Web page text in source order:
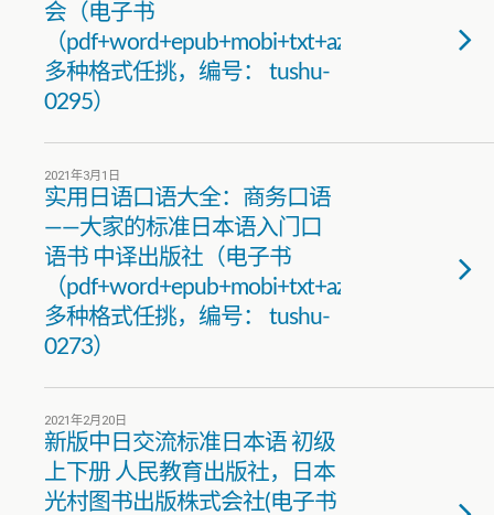
会（电子书
（pdf+word+epub+mobi+txt+azw3）
多种格式任挑，编号： tushu-
0295）
2021年3月1日
实用日语口语大全：商务口语
——大家的标准日本语入门口
语书 中译出版社（电子书
（pdf+word+epub+mobi+txt+azw3）
多种格式任挑，编号： tushu-
0273）
2021年2月20日
新版中日交流标准日本语 初级
上下册 人民教育出版社，日本
光村图书出版株式会社(电子书